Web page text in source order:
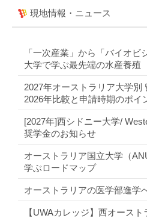
現地情報・ニュース
「一次産業」から「バイオビ
大学で学ぶ最先端の水産養殖
2027年オーストラリア大学別
2026年比較と申請時期のポイ
[2027年]西シドニー大学/
奨学金のお知らせ
オーストラリア国立大学（
学ぶロードマップ
オーストラリアの医学部進学
【UWAカレッジ】西オース